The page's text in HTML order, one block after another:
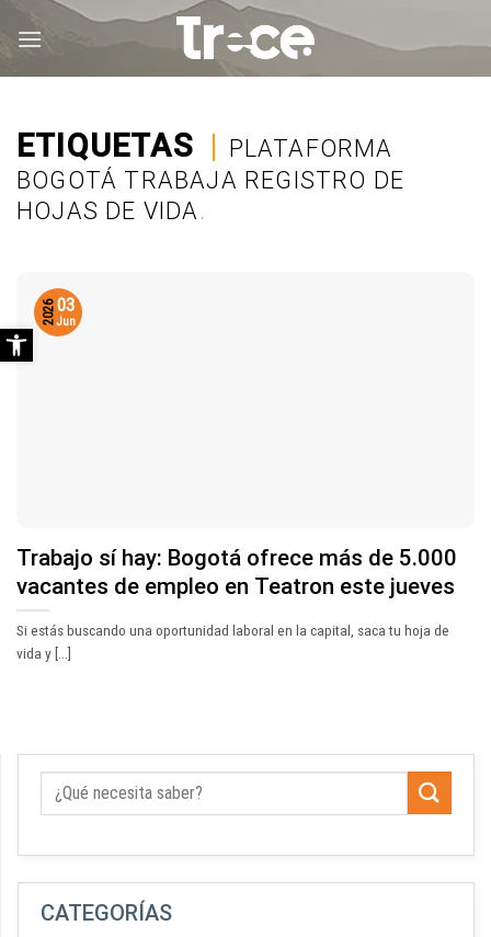
ETIQUETAS | PLATAFORMA
BOGOTÁ TRABAJA REGISTRO DE
HOJAS DE VIDA.
Trabajo sí hay: Bogotá ofrece más de 5.000
vacantes de empleo en Teatron este jueves
Si estás buscando una oportunidad laboral en la capital, saca tu hoja de
vida y [...]
03
Jun
2026
CATEGORÍAS
Abrir barra de herramientas